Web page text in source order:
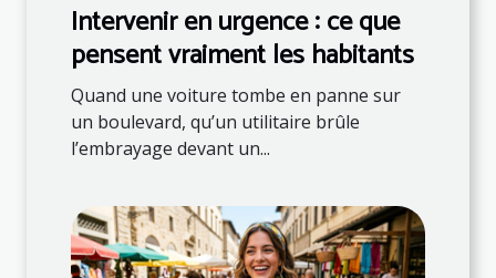
Intervenir en urgence : ce que
pensent vraiment les habitants
Quand une voiture tombe en panne sur
un boulevard, qu’un utilitaire brûle
l’embrayage devant un...